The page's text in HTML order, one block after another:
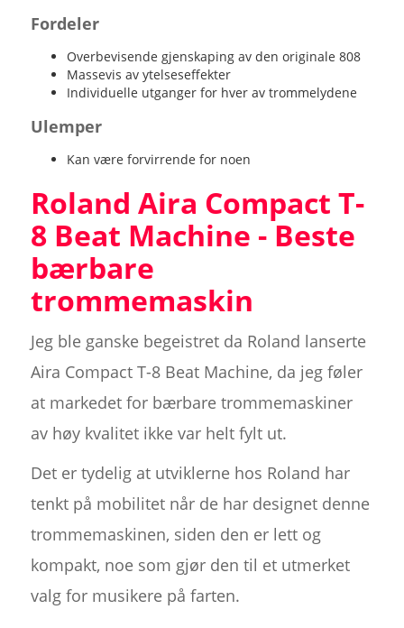
Fordeler
Overbevisende gjenskaping av den originale 808
Massevis av ytelseseffekter
Individuelle utganger for hver av trommelydene
Ulemper
Kan være forvirrende for noen
Roland Aira Compact T-
8 Beat Machine - Beste
bærbare
trommemaskin
Jeg ble ganske begeistret da Roland lanserte
Aira Compact T-8 Beat Machine, da jeg føler
at markedet for bærbare trommemaskiner
av høy kvalitet ikke var helt fylt ut.
Det er tydelig at utviklerne hos Roland har
tenkt på mobilitet når de har designet denne
trommemaskinen, siden den er lett og
kompakt, noe som gjør den til et utmerket
valg for musikere på farten.